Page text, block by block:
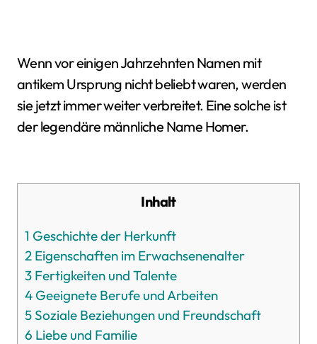
Wenn vor einigen Jahrzehnten Namen mit
antikem Ursprung nicht beliebt waren, werden
sie jetzt immer weiter verbreitet. Eine solche ist
der legendäre männliche Name Homer.
Inhalt
1 Geschichte der Herkunft
2 Eigenschaften im Erwachsenenalter
3 Fertigkeiten und Talente
4 Geeignete Berufe und Arbeiten
5 Soziale Beziehungen und Freundschaft
6 Liebe und Familie